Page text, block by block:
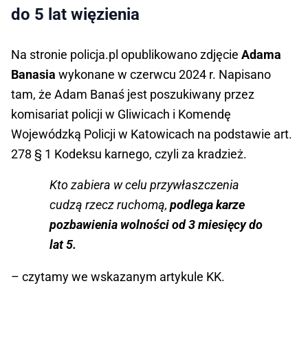
do 5 lat więzienia
Na stronie policja.pl opublikowano zdjęcie Adama
Banasia wykonane w czerwcu 2024 r. Napisano
tam, że Adam Banaś jest poszukiwany przez
komisariat policji w Gliwicach i Komendę
Wojewódzką Policji w Katowicach na podstawie art.
278 § 1 Kodeksu karnego, czyli za kradzież.
Kto zabiera w celu przywłaszczenia
cudzą rzecz ruchomą, podlega karze
pozbawienia wolności od 3 miesięcy do
lat 5.
– czytamy we wskazanym artykule KK.